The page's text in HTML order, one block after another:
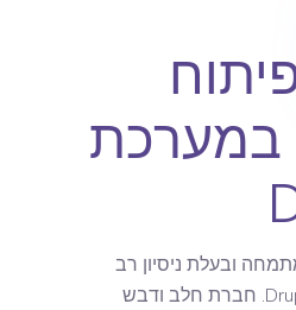
במערכת
ובעלת ניסיון רב
במערכת דרופל Drupal. חברת חלב ודבש